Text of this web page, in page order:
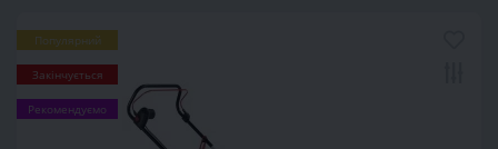
Популярний
Закінчується
Рекомендуємо